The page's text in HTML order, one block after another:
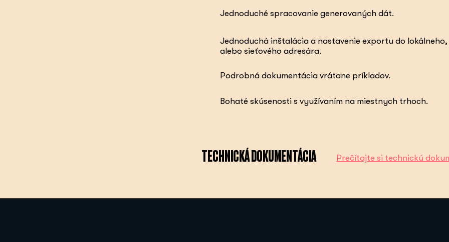
Jednoduché spracovanie generovaných dát.
Jednoduchá inštalácia a nastavenie exportu do lokálneho,
alebo sieťového adresára.
Podrobná dokumentácia vrátane príkladov.
Bohaté skúsenosti s využívaním na miestnych trhoch.
TECHNICKÁ DOKUMENTÁCIA Prečítajte si technickú